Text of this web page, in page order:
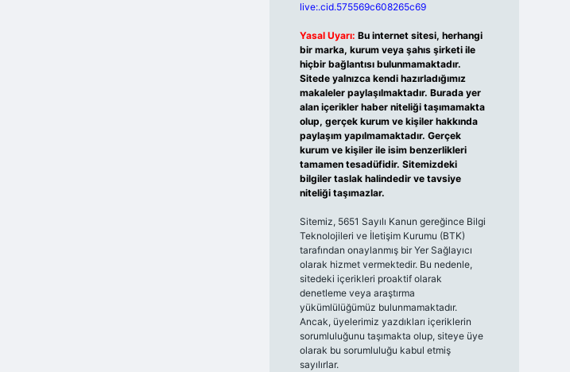
live:.cid.575569c608265c69
Yasal Uyarı: Bu internet sitesi, herhangi
bir marka, kurum veya şahıs şirketi ile
hiçbir bağlantısı bulunmamaktadır.
Sitede yalnızca kendi hazırladığımız
makaleler paylaşılmaktadır. Burada yer
alan içerikler haber niteliği taşımamakta
olup, gerçek kurum ve kişiler hakkında
paylaşım yapılmamaktadır. Gerçek
kurum ve kişiler ile isim benzerlikleri
tamamen tesadüfidir. Sitemizdeki
bilgiler taslak halindedir ve tavsiye
niteliği taşımazlar.
Sitemiz, 5651 Sayılı Kanun gereğince Bilgi
Teknolojileri ve İletişim Kurumu (BTK)
tarafından onaylanmış bir Yer Sağlayıcı
olarak hizmet vermektedir. Bu nedenle,
sitedeki içerikleri proaktif olarak
denetleme veya araştırma
yükümlülüğümüz bulunmamaktadır.
Ancak, üyelerimiz yazdıkları içeriklerin
sorumluluğunu taşımakta olup, siteye üye
olarak bu sorumluluğu kabul etmiş
sayılırlar.